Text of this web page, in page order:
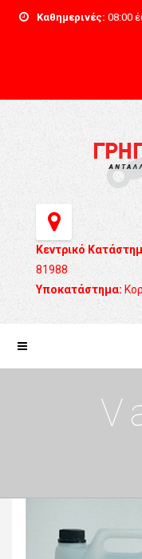
Καθημερινές: 08:00
Κεντρικό
81988
Υποκατάστημα: